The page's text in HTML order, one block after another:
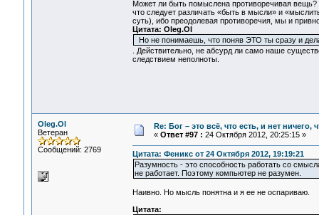
Может ли быть помыслена противоречивая
что следует различать «быть в мысли» и
суть), ибо преодолевая противоречия, мы и
Цитата: Oleg.Ol
Но не понимаешь, что поняв ЭТО ты сразу и
. Действительно, не абсурд ли само наше
следствием неполноты.
Oleg.Ol
Ветеран
Сообщений: 2769
Re: Бог – это всё, что есть, и нет
« Ответ #97 : 24 Октября 2012, 20:25:15 »
Цитата: Феникс от 24 Октября 2012, 19:19:21
Разумность - это способность работать со
не работает. Поэтому компьютер не разумен.
Наивно. Но мысль понятна и я ее не оспариваю.
Цитата: